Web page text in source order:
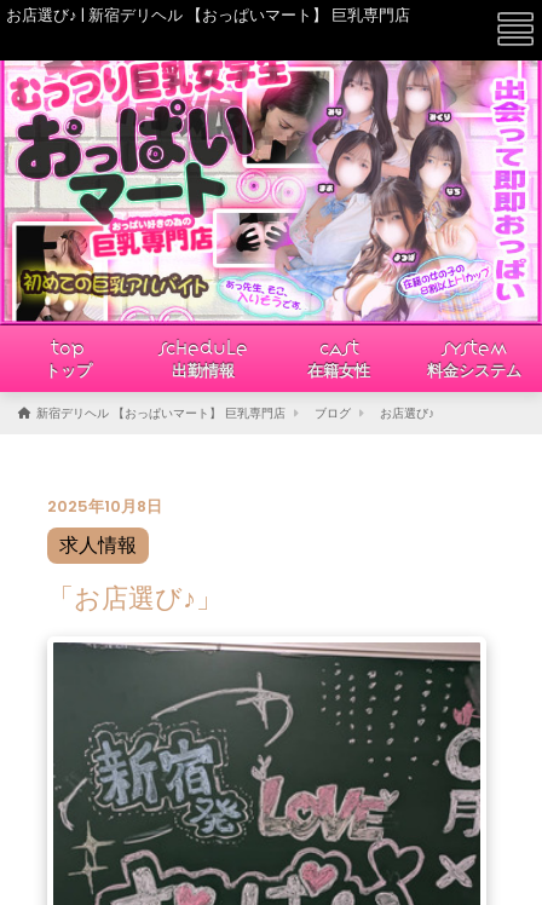
お店選び♪ | 新宿デリヘル 【おっぱいマート】 巨乳専門店
TOP
トップ
SCHEDULE
出勤情報
CAST
在籍女性
SYSTEM
料金システム
新宿デリヘル 【おっぱいマート】 巨乳専門店 ブログ お店選び♪
2025年10月8日
求人情報
「お店選び♪」
☰